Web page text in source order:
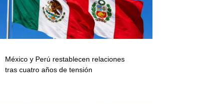
México y Perú restablecen relaciones
tras cuatro años de tensión